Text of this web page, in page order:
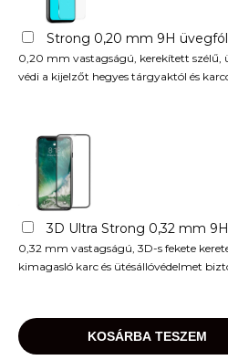
Strong 0,20 mm 9H
0,20 mm vastagságú, kerekített szélű,
védi a kijelzőt hegyes tárgyaktól és
3D Ultra Strong 0,32 mm
0,32 mm vastagságú, 3D-s fekete
kimagasló karc és ütésállóvédelmet
KOSÁRBA TESZEM